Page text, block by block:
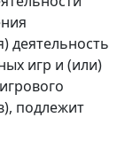
деятельность
игр и (или)
подлежит